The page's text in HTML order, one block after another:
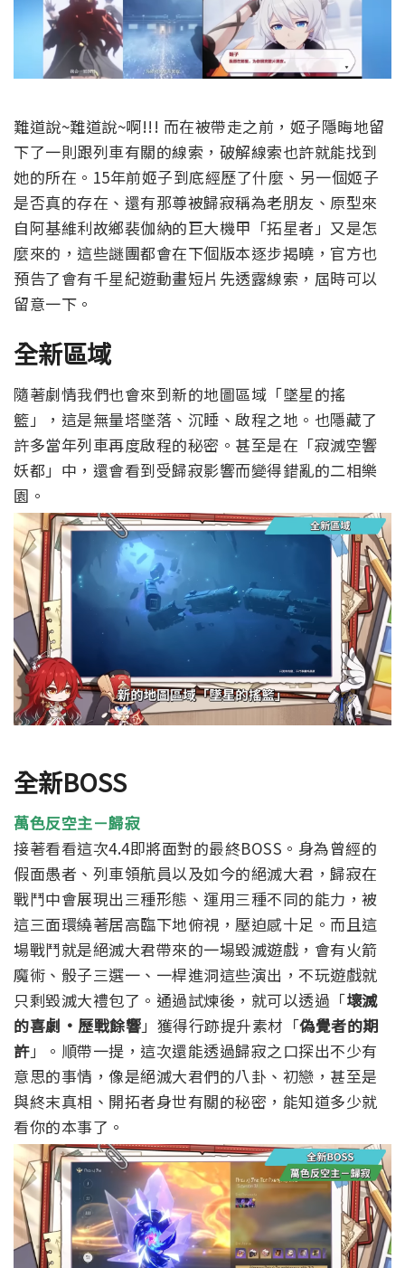
難道說~難道說~啊!!! 而在被帶走之前，姬子隱晦地留
下了一則跟列車有關的線索，破解線索也許就能找到
她的所在。15年前姬子到底經歷了什麼、另一個姬子
是否真的存在、還有那尊被歸寂稱為老朋友、原型來
自阿基維利故鄉裴伽納的巨大機甲「拓星者」又是怎
麼來的，這些謎團都會在下個版本逐步揭曉，官方也
預告了會有千星紀遊動畫短片先透露線索，屆時可以
留意一下。
全新區域
隨著劇情我們也會來到新的地圖區域「墜星的搖
籃」，這是無量塔墜落、沉睡、啟程之地。也隱藏了
許多當年列車再度啟程的秘密。 甚至是在「寂滅空響
妖都」中，還會看到受歸寂影響而變得錯亂的二相樂
園。
全新BOSS
萬色反空主－歸寂
接著看看這次4.4即將面對的最終BOSS。身為曾經的
假面愚者、列車領航員以及如今的絕滅大君，歸寂在
戰鬥中會展現出三種形態、運用三種不同的能力，被
這三面環繞著居高臨下地俯視，壓迫感十足。而且這
場戰鬥就是絕滅大君帶來的一場毀滅遊戲，會有火箭
魔術、骰子三選一、一桿進洞這些演出，不玩遊戲就
只剩毀滅大禮包了。 通過試煉後，就可以透過「壞滅
的喜劇·歷戰餘響」獲得行跡提升素材「偽覺者的期
許」。順帶一提，這次還能透過歸寂之口探出不少有
意思的事情，像是絕滅大君們的八卦、初戀，甚至是
與終末真相、開拓者身世有關的秘密，能知道多少就
看你的本事了。